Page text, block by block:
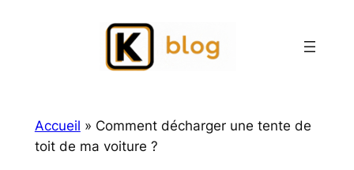
Accueil » Comment décharger une tente de
toit de ma voiture ?